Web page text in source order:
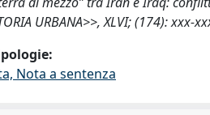
URBANA>>, XLVI; (174):
Nota a sentenza